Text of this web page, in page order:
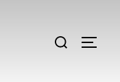
Suchen